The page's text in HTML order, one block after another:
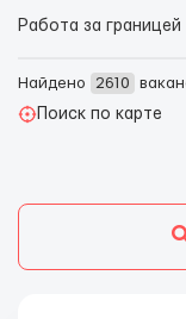
Работа за границей
Найдено 2610
Поиск по карте